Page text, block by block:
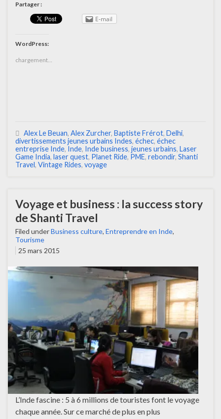
Partager :
E-mail
WordPress:
chargement…
Alex Le Beuan, Alex Zurcher, Baptiste Frérot, Delhi,
divertissements jeunes urbains Indes, échec, échec
entreprise Inde, Inde, Inde business, jeunes urbains, Laser
Game India, laser quest, Planet Ride, PME, rebondir, Shanti
Travel, Vintage Rides, voyage
Voyage et business : la success story
de Shanti Travel
Filed underBusiness culture, Entreprendre en Inde,
Tourisme
25 mars 2015
L’Inde fascine : 5 à 6 millions de touristes font le voyage
chaque année. Sur ce marché de plus en plus